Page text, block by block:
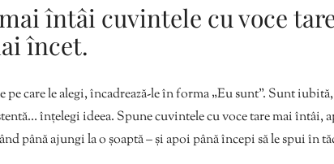
întâi cuvintele cu voce
încet.
care le alegi, încadrează-le în forma „Eu sunt”. Sunt
înțelegi ideea. Spune cuvintele cu voce tare mai întâi,
până ajungi la o șoaptă – și apoi până începi să le spui în